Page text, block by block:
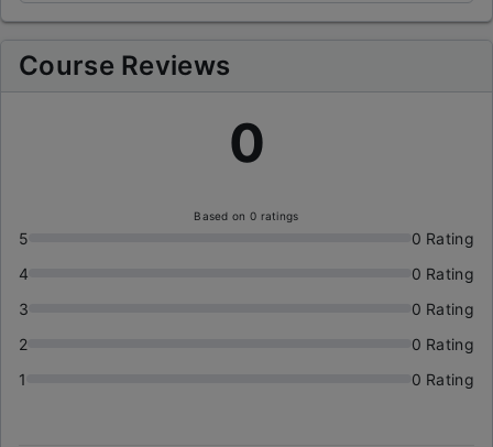
Course Reviews
0
Based on 0 ratings
5
0 Rating
4
0 Rating
3
0 Rating
2
0 Rating
1
0 Rating